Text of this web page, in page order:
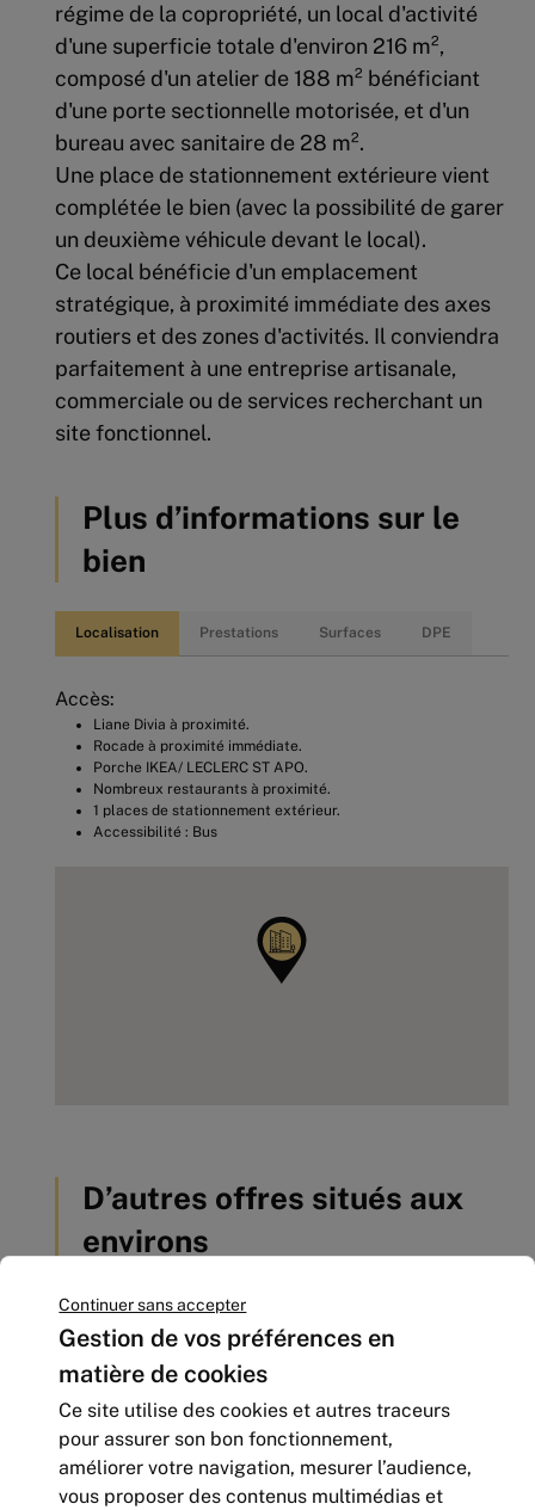
régime de la copropriété, un local d'activité
d'une superficie totale d'environ 216 m²,
composé d'un atelier de 188 m² bénéficiant
d'une porte sectionnelle motorisée, et d'un
bureau avec sanitaire de 28 m².
Une place de stationnement extérieure vient
complétée le bien (avec la possibilité de garer
un deuxième véhicule devant le local).
Ce local bénéficie d'un emplacement
stratégique, à proximité immédiate des axes
routiers et des zones d'activités. Il conviendra
parfaitement à une entreprise artisanale,
commerciale ou de services recherchant un
site fonctionnel.
Plus d’informations sur le
bien
Localisation Prestations Surfaces DPE
Accès:
Liane Divia à proximité.
Rocade à proximité immédiate.
Porche IKEA/ LECLERC ST APO.
Nombreux restaurants à proximité.
1 places de stationnement extérieur.
Accessibilité : Bus
D’autres offres situés aux
environs
Continuer sans accepter
Gestion de vos préférences en
matière de cookies
Ce site utilise des cookies et autres traceurs
pour assurer son bon fonctionnement,
améliorer votre navigation, mesurer l’audience,
vous proposer des contenus multimédias et